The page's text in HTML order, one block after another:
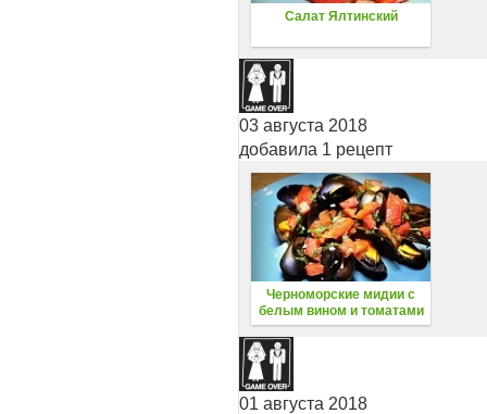
Салат Ялтинский
03 августа 2018
добавила 1 рецепт
Черноморские мидии с
белым вином и томатами
01 августа 2018